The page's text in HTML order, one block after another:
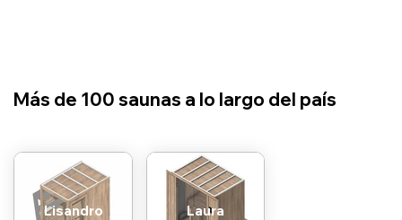
​Más de 100 saunas a lo largo del país
Lisandro Laura